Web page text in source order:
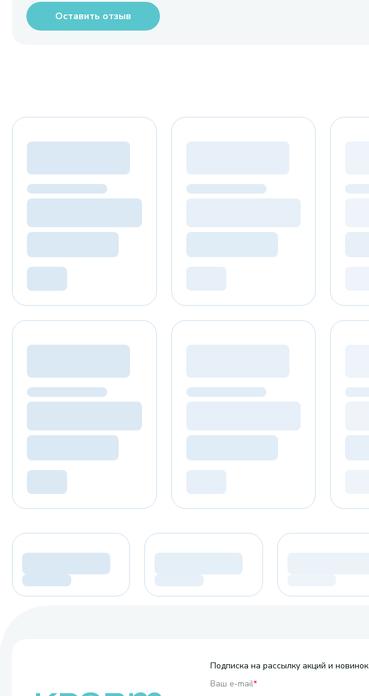
Оставить отзыв
Подписка на рассылку акций и новинок
Ваш e-mail*